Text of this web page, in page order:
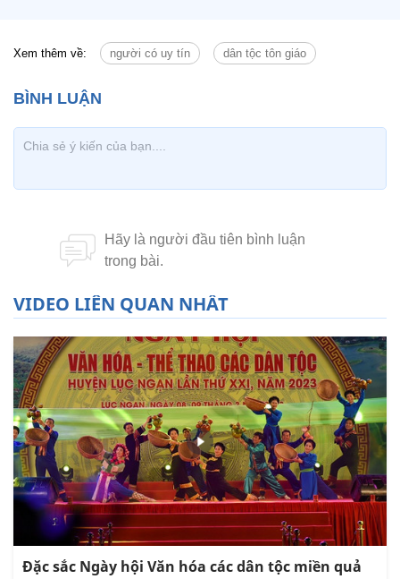
Xem thêm về: người có uy tín dân tộc tôn giáo
VIDEO LIÊN QUAN NHẤT
Đặc sắc Ngày hội Văn hóa các dân tộc miền quả